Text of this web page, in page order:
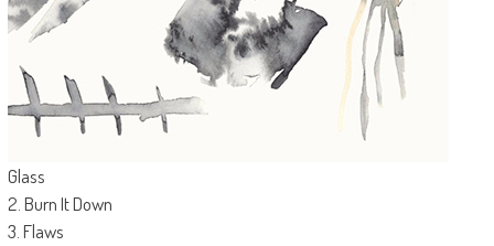
Glass
2. Burn It Down
3. Flaws